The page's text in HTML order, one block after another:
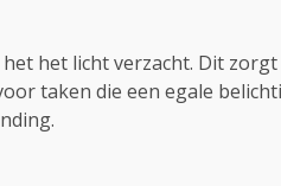
het licht verzacht. Dit
taken die een egale